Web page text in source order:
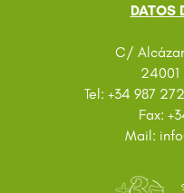
DATOS
C/ Alcázar
24001
Tel: +34 987
Fax:
Mail: info